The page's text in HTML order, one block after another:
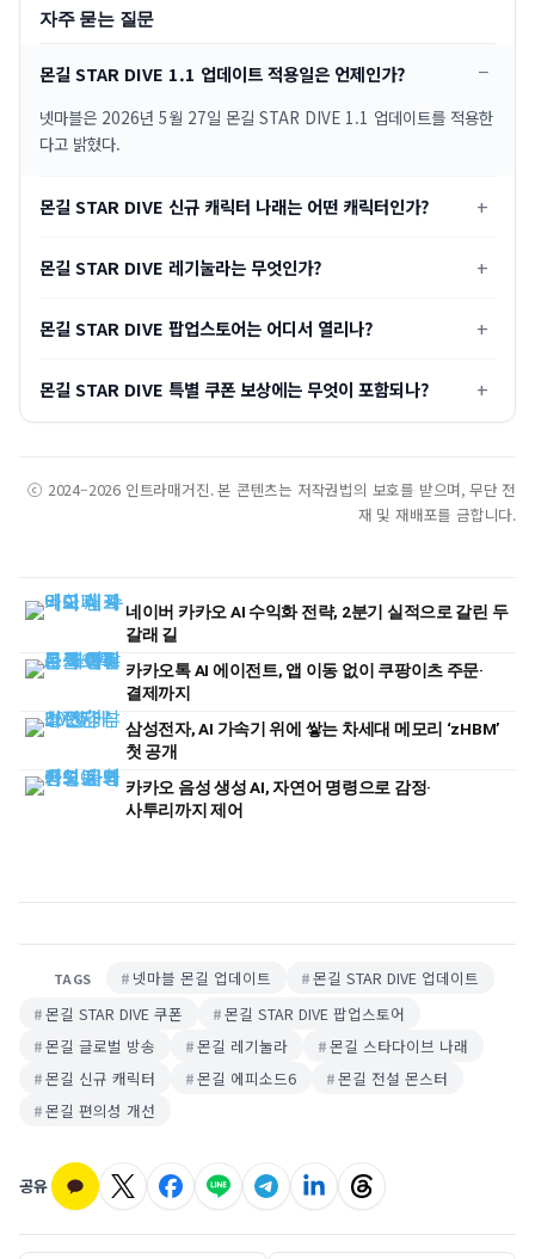
자주 묻는 질문
몬길 STAR DIVE 1.1 업데이트 적용일은 언제인가?
넷마블은 2026년 5월 27일 몬길 STAR DIVE 1.1 업데이트를 적용한
다고 밝혔다.
몬길 STAR DIVE 신규 캐릭터 나래는 어떤 캐릭터인가?
몬길 STAR DIVE 레기눌라는 무엇인가?
몬길 STAR DIVE 팝업스토어는 어디서 열리나?
몬길 STAR DIVE 특별 쿠폰 보상에는 무엇이 포함되나?
ⓒ 2024–2026 인트라매거진. 본 콘텐츠는 저작권법의 보호를 받으며, 무단 전
재 및 재배포를 금합니다.
네이버 카카오 AI 수익화 전략, 2분기 실적으로 갈린 두
갈래 길
카카오톡 AI 에이전트, 앱 이동 없이 쿠팡이츠 주문·
결제까지
삼성전자, AI 가속기 위에 쌓는 차세대 메모리 ‘zHBM’
첫 공개
카카오 음성 생성 AI, 자연어 명령으로 감정·
사투리까지 제어
TAGS 넷마블 몬길 업데이트
몬길 STAR DIVE 업데이트
몬길 STAR DIVE 쿠폰
몬길 STAR DIVE 팝업스토어
몬길 글로벌 방송
몬길 레기눌라
몬길 스타다이브 나래
몬길 신규 캐릭터
몬길 에피소드6
몬길 전설 몬스터
몬길 편의성 개선
공유